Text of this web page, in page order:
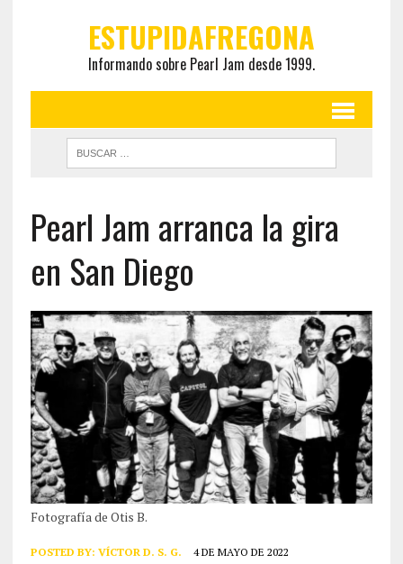
ESTUPIDAFREGONA
Informando sobre Pearl Jam desde 1999.
Pearl Jam arranca la gira
en San Diego
Fotografía de Otis B.
POSTED BY: VÍCTOR D. S. G. 4 DE MAYO DE 2022